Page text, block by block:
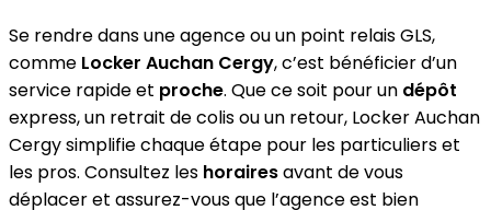
Se rendre dans une agence ou un point relais GLS,
comme Locker Auchan Cergy, c’est bénéficier d’un
service rapide et proche. Que ce soit pour un dépôt
express, un retrait de colis ou un retour, Locker Auchan
Cergy simplifie chaque étape pour les particuliers et
les pros. Consultez les horairesavant de vous
déplacer et assurez-vous que l’agence est bien